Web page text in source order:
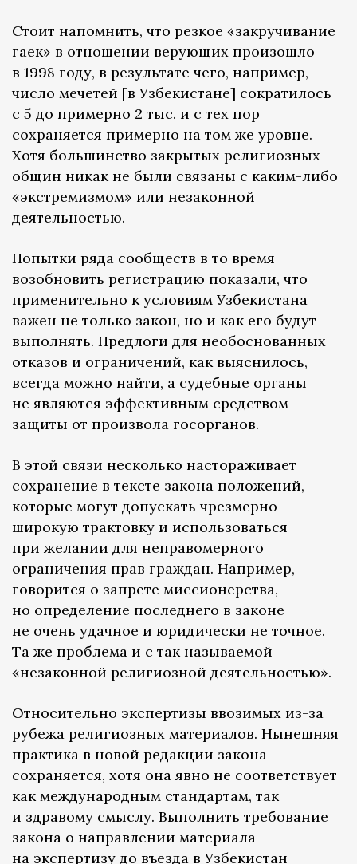
Стоит напомнить, что резкое «закручивание
гаек» в отношении верующих произошло
в 1998 году, в результате чего, например,
число мечетей [в Узбекистане] сократилось
с 5 до примерно 2 тыс. и с тех пор
сохраняется примерно на том же уровне.
Хотя большинство закрытых религиозных
общин никак не были связаны с каким-либо
«экстремизмом» или незаконной
деятельностью.
Попытки ряда сообществ в то время
возобновить регистрацию показали, что
применительно к условиям Узбекистана
важен не только закон, но и как его будут
выполнять. Предлоги для необоснованных
отказов и ограничений, как выяснилось,
всегда можно найти, а судебные органы
не являются эффективным средством
защиты от произвола госорганов.
В этой связи несколько настораживает
сохранение в тексте закона положений,
которые могут допускать чрезмерно
широкую трактовку и использоваться
при желании для неправомерного
ограничения прав граждан. Например,
говорится о запрете миссионерства,
но определение последнего в законе
не очень удачное и юридически не точное.
Та же проблема и с так называемой
«незаконной религиозной деятельностью».
Относительно экспертизы ввозимых из-за
рубежа религиозных материалов. Нынешняя
практика в новой редакции закона
сохраняется, хотя она явно не соответствует
как международным стандартам, так
и здравому смыслу. Выполнить требование
закона о направлении материала
на экспертизу до въезда в Узбекистан